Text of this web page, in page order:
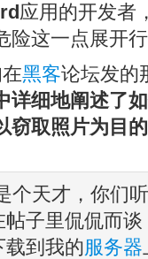
应用的开发者
险这一点展开行
黑客论坛发的
详细地阐述了
窃取照片为目
个天才，你们
子里侃侃而
载到我的服务器